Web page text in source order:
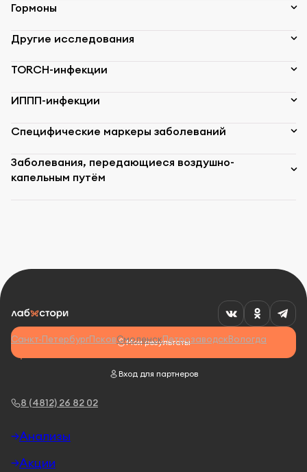
Гормоны
Другие исследования
TORCH-инфекции
ИППП-инфекции
Специфические маркеры заболеваний
Заболевания, передающиеся воздушно-
капельным путём
8 (4812) 26 82 02
Мои результаты
Вход для партнеров
Санкт-ПетербургПсковСмоленскПетрозаводскВологда
Анализы
Акции